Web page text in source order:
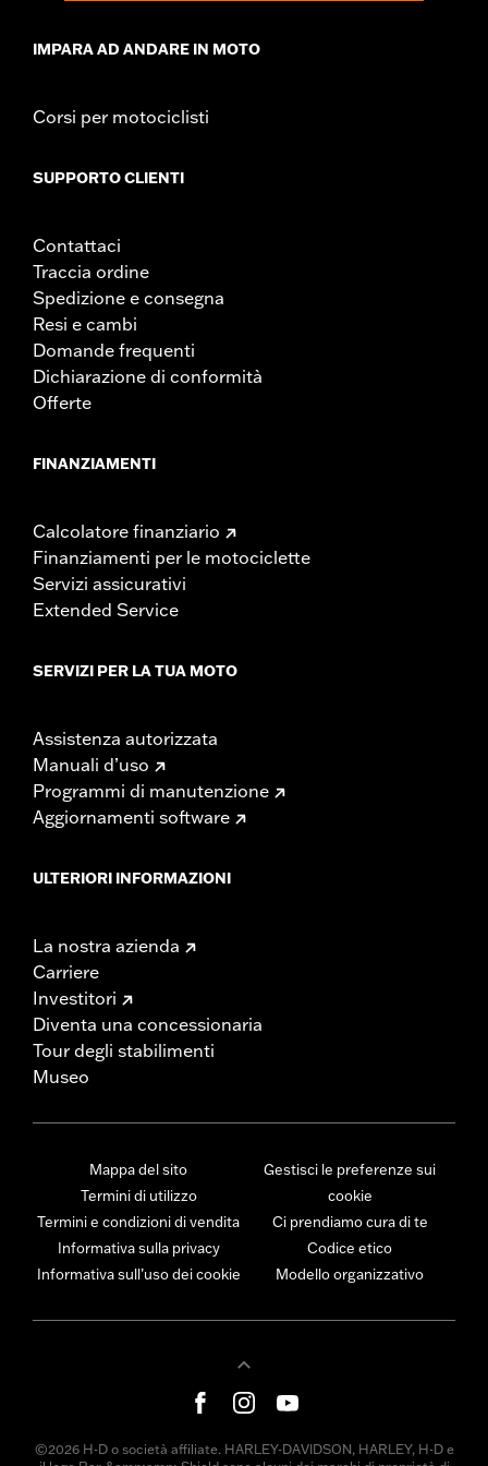
IMPARA AD ANDARE IN MOTO
Corsi per motociclisti
SUPPORTO CLIENTI
Contattaci
Traccia ordine
Spedizione e consegna
Resi e cambi
Domande frequenti
Dichiarazione di conformità
Offerte
FINANZIAMENTI
Calcolatore finanziario
Finanziamenti per le motociclette
Servizi assicurativi
Extended Service
SERVIZI PER LA TUA MOTO
Assistenza autorizzata
Manuali d’uso
Programmi di manutenzione
Aggiornamenti software
ULTERIORI INFORMAZIONI
La nostra azienda
Carriere
Investitori
Diventa una concessionaria
Tour degli stabilimenti
Museo
Mappa del sito
Termini di utilizzo
Termini e condizioni di vendita
Informativa sulla privacy
Informativa sull’uso dei cookie
Gestisci le preferenze sui
cookie
Ci prendiamo cura di te
Codice etico
Modello organizzativo
©2026 H-D o società affiliate. HARLEY-DAVIDSON, HARLEY, H-D e